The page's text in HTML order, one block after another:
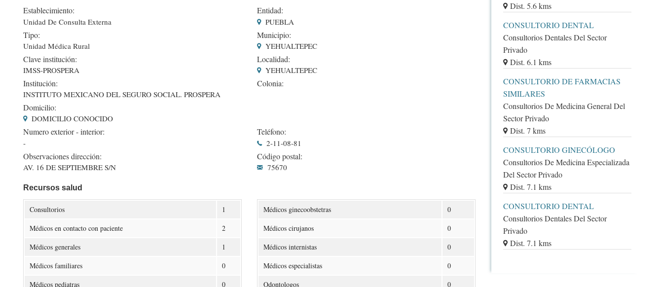
Establecimiento:
Unidad De Consulta Externa
Tipo:
Unidad Médica Rural
Clave institución:
IMSS-PROSPERA
Institución:
INSTITUTO MEXICANO DEL SEGURO SOCIAL. PROSPERA
Entidad:
PUEBLA
Municipio:
YEHUALTEPEC
Localidad:
YEHUALTEPEC
Colonia:
Domicilio:
DOMICILIO CONOCIDO
Numero exterior - interior:
-
Observaciones dirección:
AV. 16 DE SEPTIEMBRE S/N
Teléfono:
2-11-08-81
Código postal:
75670
Recursos salud
Consultorios
1
Médicos en contacto con paciente
2
Médicos generales
1
Médicos familiares
0
Médicos pediatras
0
Médicos ginecoobstetras
0
Médicos cirujanos
0
Médicos internistas
0
Médicos especialistas
0
Odontologos
0
Dist. 5.6 kms
CONSULTORIO DENTAL
Consultorios Dentales Del Sector
Privado
Dist. 6.1 kms
CONSULTORIO DE FARMACIAS
SIMILARES
Consultorios De Medicina General Del
Sector Privado
Dist. 7 kms
CONSULTORIO GINECÓLOGO
Consultorios De Medicina Especializada
Del Sector Privado
Dist. 7.1 kms
CONSULTORIO DENTAL
Consultorios Dentales Del Sector
Privado
Dist. 7.1 kms